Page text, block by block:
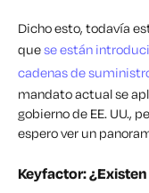
Dicho esto, todavía
quese están
cadenas de
mandato actual se
gobierno de EE. UU.,
espero ver un
Keyfactor: